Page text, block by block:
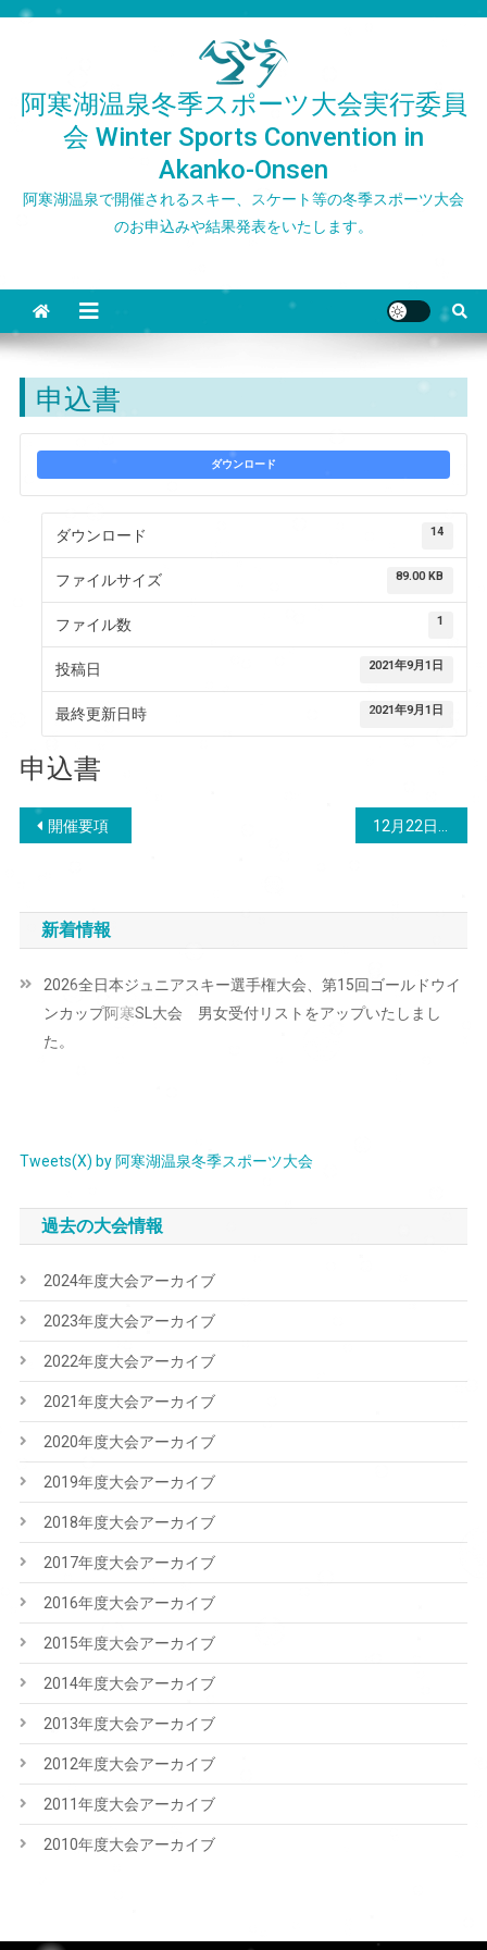
Skip
阿寒湖温泉冬季スポーツ大会実行委員
会 Winter Sports Convention in
Akanko-Onsen
阿寒湖温泉で開催されるスキー、スケート等の冬季スポーツ大会
のお申込みや結果発表をいたします。
申込書
ダウンロード
ダウンロード 14
ファイルサイズ 89.00 KB
ファイル数 1
投稿日 2021年9月1日
最終更新日時 2021年9月1日
申込書
投
ナ
ビ
ゲ
ー
ン
開催要項
新着情報
2026全日本ジュニアスキー選手権大会、第15回ゴールドウイ
ンカップ阿寒SL大会 男女受付リストをアップいたしまし
た。
Tweets(X) by 阿寒湖温泉冬季スポーツ大会
過去の大会情報
2024年度大会アーカイブ
2023年度大会アーカイブ
2022年度大会アーカイブ
2021年度大会アーカイブ
2020年度大会アーカイブ
2019年度大会アーカイブ
2018年度大会アーカイブ
2017年度大会アーカイブ
2016年度大会アーカイブ
2015年度大会アーカイブ
2014年度大会アーカイブ
2013年度大会アーカイブ
2012年度大会アーカイブ
2011年度大会アーカイブ
2010年度大会アーカイブ